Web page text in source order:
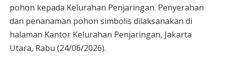
pohon kepada Kelurahan Penjaringan. Penyerahan
dan penanaman pohon simbolis dilaksanakan di
halaman Kantor Kelurahan Penjaringan, Jakarta
Utara, Rabu (24/06/2026).